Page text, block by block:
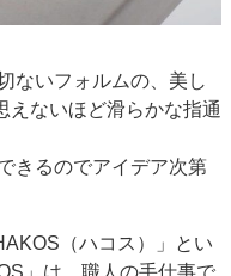
ないフォルムの、美し
えないほど滑らかな指通
きるのでアイデア次第
（ハコス）」とい
」は、職人の手仕事で